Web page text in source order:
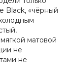
Black, «чёрный
матовой
не
не